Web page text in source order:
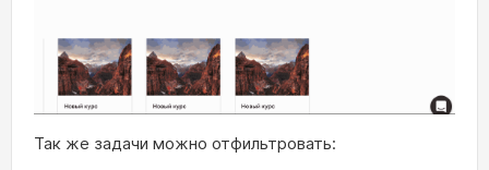
Так же задачи можно отфильтровать: